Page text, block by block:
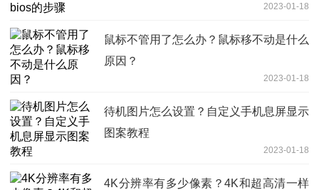
2023-01-18
鼠标不管用了怎么办？鼠标移不动是什么
原因？
2023-01-18
待机图片怎么设置？自定义手机息屏显示
图案教程
2023-01-18
4K分辨率有多少像素？4K和超高清一样